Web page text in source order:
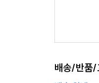
배송/반품/